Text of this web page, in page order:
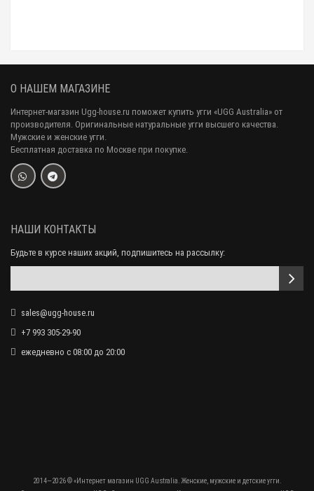
Угги классические мужские коричневые обливные UGG Classic Short
Мужские мокасины угги UGG Ascot Moccasins Men's
О НАШЕМ МАГАЗИНЕ
Интернет-магазин Ugg-house.ru поможет купить угги «UGG Australia» от
производителя. Оригинальные натуральные угги высшего качества.
Мужские и женские угги.
Бесплатная доставка по Москве при покупке.
НАШИ КОНТАКТЫ
Будьте в курсе наших акций, подпишитесь на рассылку:
sales@ugg-house.ru
+7 993 305-29-90
ежедневно с 08:00 до 20:00
2014—2026 © «Интернет магазин UGG Australia. Женские, мужские и детские угги.